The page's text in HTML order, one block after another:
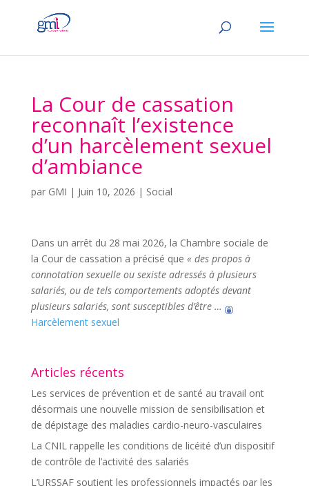
La Cour de cassation
reconnaît l’existence
d’un harcèlement sexuel
d’ambiance
par GMI | Juin 10, 2026 | Social
Dans un arrêt du 28 mai 2026, la Chambre sociale de
la Cour de cassation a précisé que « des propos à
connotation sexuelle ou sexiste adressés à plusieurs
salariés, ou de tels comportements adoptés devant
plusieurs salariés, sont susceptibles d’être …
Harcèlement sexuel
Articles récents
Les services de prévention et de santé au travail ont
désormais une nouvelle mission de sensibilisation et
de dépistage des maladies cardio-neuro-vasculaires
La CNIL rappelle les conditions de licéité d’un dispositif
de contrôle de l’activité des salariés
L’URSSAF soutient les professionnels impactés par les